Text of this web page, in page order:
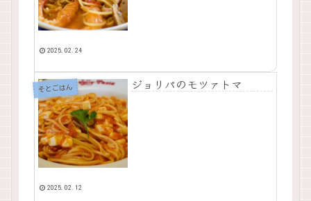
2025.02.24
そとごはん ジョリパのモツァトマ
2025.02.12